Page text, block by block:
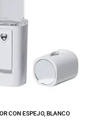
CON ESPEJO, BLANCO